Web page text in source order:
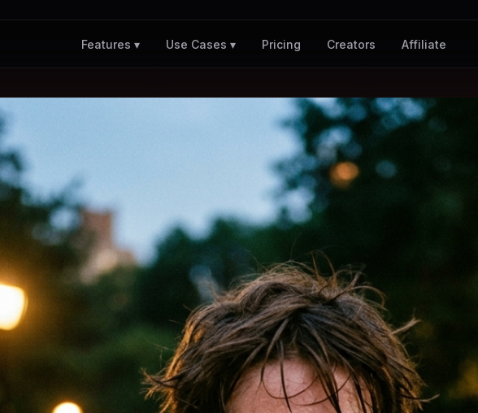
Features ▾ Use Cases ▾ Pricing Creators Affiliate